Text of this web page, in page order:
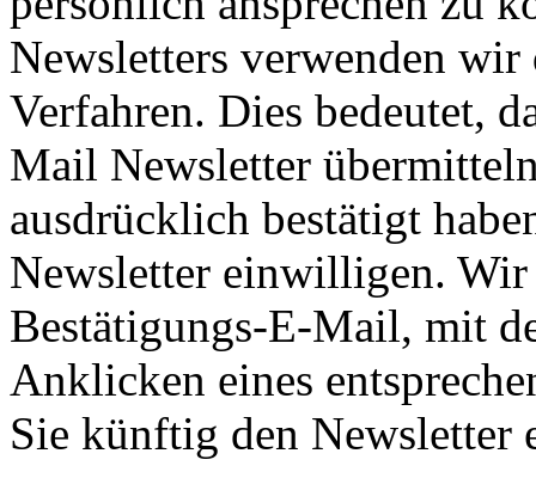
Newsletters verwenden
Verfahren. Dies bedeutet,
Mail Newsletter
ausdrücklich bestätigt
Newsletter einwilligen.
Bestätigungs-E-Mail, mit
Anklicken eines
Sie künftig den Newsletter